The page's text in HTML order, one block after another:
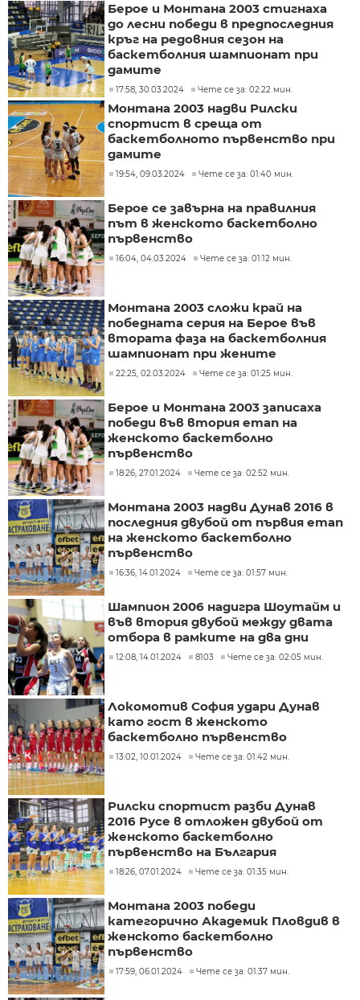
Берое и Монтана 2003 стигнаха
до лесни победи в предпоследния
кръг на редовния сезон на
баскетболния шампионат при
дамите
17:58, 30.03.2024 Чете се за: 02:22 мин.
Монтана 2003 надви Рилски
спортист в среща от
баскетболното първенство при
дамите
19:54, 09.03.2024 Чете се за: 01:40 мин.
Берое се завърна на правилния
път в женското баскетболно
първенство
16:04, 04.03.2024 Чете се за: 01:12 мин.
Монтана 2003 сложи край на
победната серия на Берое във
втората фаза на баскетболния
шампионат при жените
22:25, 02.03.2024 Чете се за: 01:25 мин.
Берое и Монтана 2003 записаха
победи във втория етап на
женското баскетболно
първенство
18:26, 27.01.2024 Чете се за: 02:52 мин.
Монтана 2003 надви Дунав 2016 в
последния двубой от първия етап
на женското баскетболно
първенство
16:36, 14.01.2024 Чете се за: 01:57 мин.
Шампион 2006 надигра Шоутайм и
във втория двубой между двата
отбора в рамките на два дни
12:08, 14.01.2024 8103 Чете се за: 02:05 мин.
Локомотив София удари Дунав
като гост в женското
баскетболно първенство
13:02, 10.01.2024 Чете се за: 01:42 мин.
Рилски спортист разби Дунав
2016 Русе в отложен двубой от
женското баскетболно
първенство на България
18:26, 07.01.2024 Чете се за: 01:35 мин.
Монтана 2003 победи
категорично Академик Пловдив в
женското баскетболно
първенство
17:59, 06.01.2024 Чете се за: 01:37 мин.